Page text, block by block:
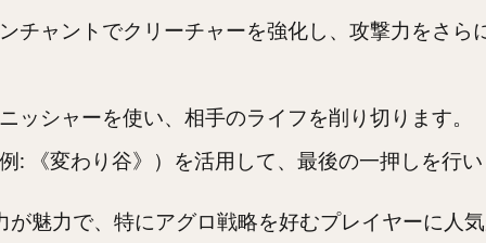
チャントでクリーチャーを強化し、攻撃力をさら
ッシャーを使い、相手のライフを削り切ります。
: 《変わり谷》）を活用して、最後の一押しを行い
魅力で、特にアグロ戦略を好むプレイヤーに人気